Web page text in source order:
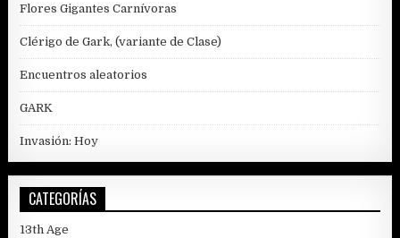
Flores Gigantes Carnívoras
Clérigo de Gark, (variante de Clase)
Encuentros aleatorios
GARK
Invasión: Hoy
CATEGORÍAS
13th Age